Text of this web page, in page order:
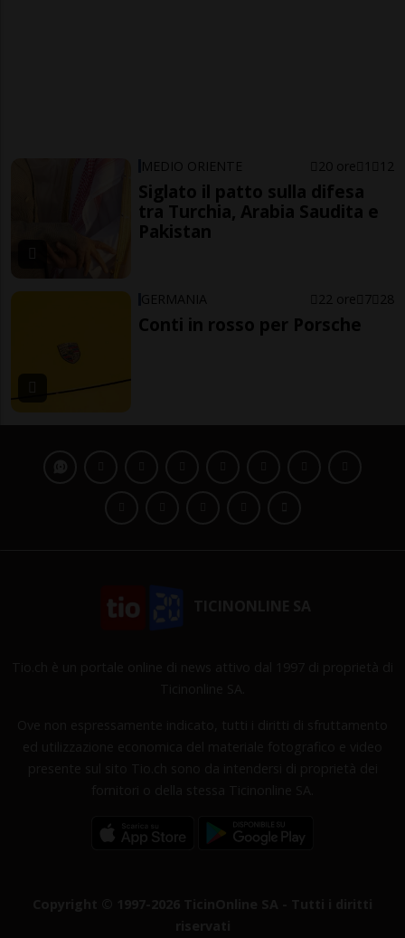
MEDIO ORIENTE 20 ore 1 12
Siglato il patto sulla difesa
tra Turchia, Arabia Saudita e
Pakistan
GERMANIA 22 ore 7 28
Conti in rosso per Porsche